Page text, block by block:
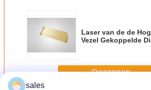
Laser van de de
Vezel Gekoppelde
Doorgaan
sales